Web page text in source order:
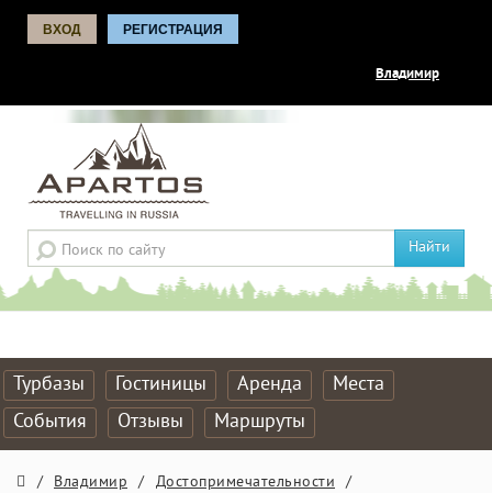
ВХОД РЕГИСТРАЦИЯ
Владимир
Найти
Турбазы Гостиницы Аренда
Места
События
Отзывы Маршруты
/ Владимир / Достопримечательности /